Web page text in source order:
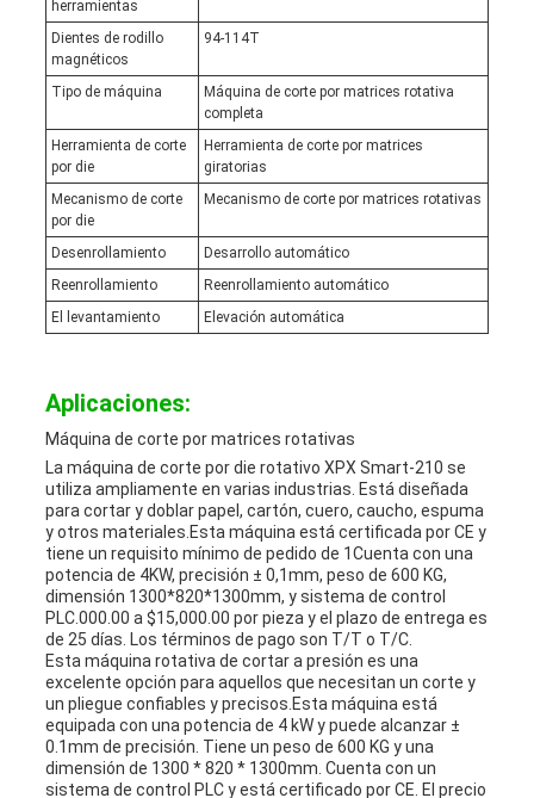
herramientas
Dientes de rodillo
magnéticos
94-114T
Tipo de máquina
Máquina de corte por matrices rotativa
completa
Herramienta de corte
por die
Herramienta de corte por matrices
giratorias
Mecanismo de corte
por die
Mecanismo de corte por matrices rotativas
Desenrollamiento
Desarrollo automático
Reenrollamiento
Reenrollamiento automático
El levantamiento
Elevación automática
Aplicaciones:
Máquina de corte por matrices rotativas
La máquina de corte por die rotativo XPX Smart-210 se
utiliza ampliamente en varias industrias. Está diseñada
para cortar y doblar papel, cartón, cuero, caucho, espuma
y otros materiales.Esta máquina está certificada por CE y
tiene un requisito mínimo de pedido de 1Cuenta con una
potencia de 4KW, precisión ± 0,1mm, peso de 600 KG,
dimensión 1300*820*1300mm, y sistema de control
PLC.000.00 a $15,000.00 por pieza y el plazo de entrega es
de 25 días. Los términos de pago son T/T o T/C.
Esta máquina rotativa de cortar a presión es una
excelente opción para aquellos que necesitan un corte y
un pliegue confiables y precisos.Esta máquina está
equipada con una potencia de 4 kW y puede alcanzar ±
0.1mm de precisión. Tiene un peso de 600 KG y una
dimensión de 1300 * 820 * 1300mm. Cuenta con un
sistema de control PLC y está certificado por CE. El precio